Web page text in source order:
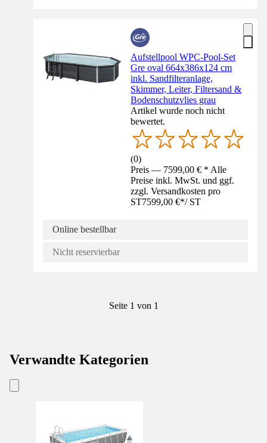
Aufstellpool WPC-Pool-Set
Gre oval 664x386x124 cm
inkl. Sandfilteranlage,
Skimmer, Leiter, Filtersand &
Bodenschutzvlies grau
Artikel wurde noch nicht
bewertet.
(0)
Preis — 7599,00 € * Alle
Preise inkl. MwSt. und ggf.
zzgl. Versandkosten pro
ST7599,00 €*/ ST
Online bestellbar
Nicht reservierbar
Seite 1 von 1
Verwandte Kategorien